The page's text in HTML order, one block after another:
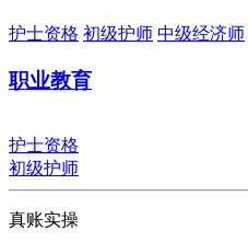
护士资格 初级护师 中级经济师
职业教育
护士资格
初级护师
真账实操